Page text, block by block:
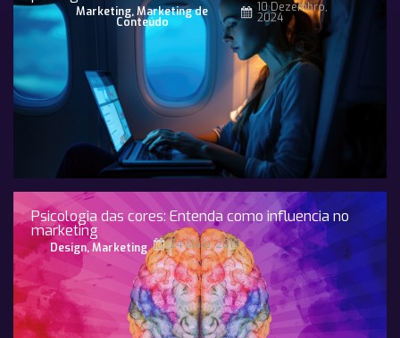
Marketing,Marketing de
Conteúdo
10 Dezembro,
2024
Psicologia das cores: Entenda como influencia no
marketing
Design,Marketing 24 Maio, 2019